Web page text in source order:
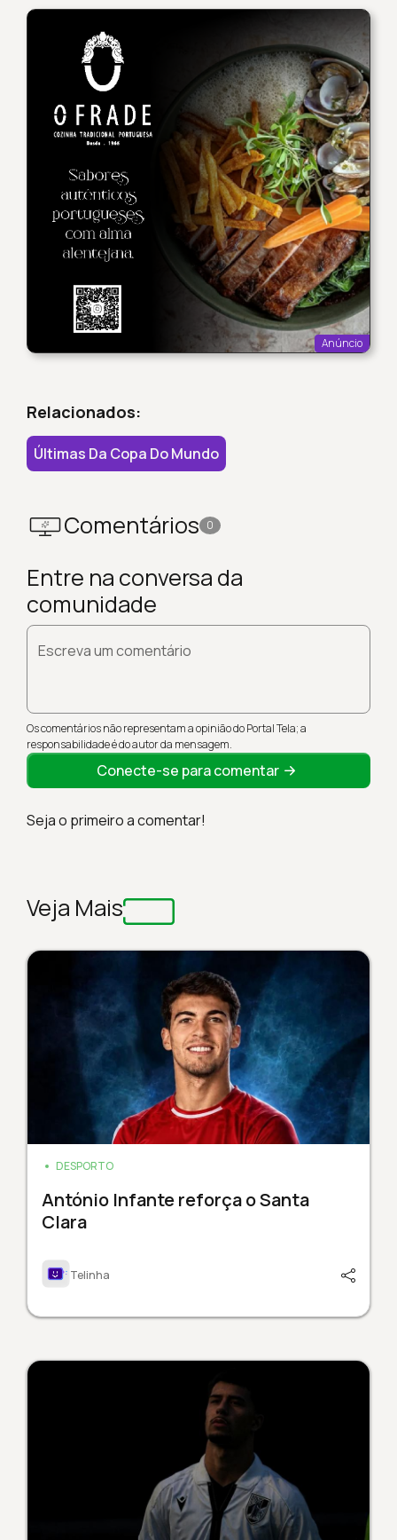
Anúncio
Relacionados:
Últimas Da Copa Do Mundo
Comentários 0
Entre na conversa da
comunidade
Escreva um comentário
Os comentários não representam a opinião do Portal Tela; a
responsabilidade é do autor da mensagem.
Conecte-se para comentar
Seja o primeiro a comentar!
Veja Mais
DESPORTO
António Infante reforça o Santa
Clara
Telinha